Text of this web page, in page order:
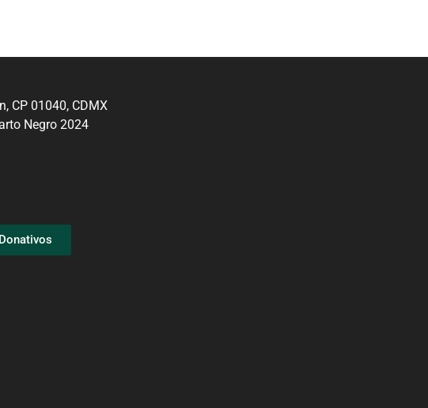
CP 01040, CDMX
Negro 2024
Donativos